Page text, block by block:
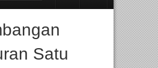
Lokal, BIRKENSTOCK INDONESIA
dan Produk Bayi dari Seluruh Dunia,
Satu